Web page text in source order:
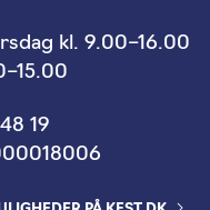
kl. 9.00–16.00
19